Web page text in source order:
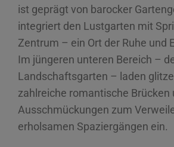
ist geprägt von barocker
integriert den Lustgarten mit
Zentrum – ein Ort der Ruhe und
Im jüngeren unteren Bereich –
Landschaftsgarten – laden
zahlreiche romantische Brücken
Ausschmückungen zum
erholsamen Spaziergängen ein.